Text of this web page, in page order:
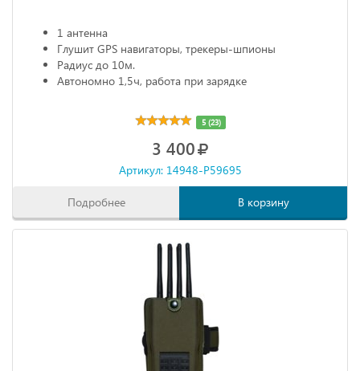
1 антенна
Глушит GPS навигаторы, трекеры-шпионы
Радиус до 10м.
Автономно 1,5ч, работа при зарядке
5 (23)
3 400
Артикул: 14948-P59695
Подробнее В корзину